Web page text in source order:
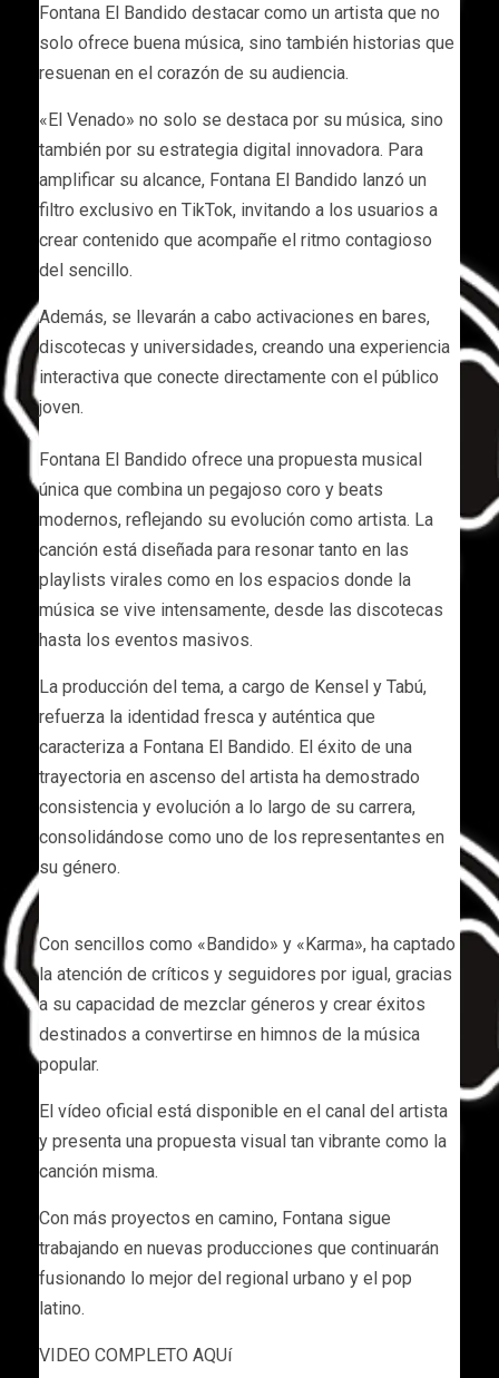
Fontana El Bandido destacar como un artista que no
solo ofrece buena música, sino también historias que
resuenan en el corazón de su audiencia.
«El Venado» no solo se destaca por su música, sino
también por su estrategia digital innovadora. Para
amplificar su alcance, Fontana El Bandido lanzó un
filtro exclusivo en TikTok, invitando a los usuarios a
crear contenido que acompañe el ritmo contagioso
del sencillo.
Además, se llevarán a cabo activaciones en bares,
discotecas y universidades, creando una experiencia
interactiva que conecte directamente con el público
joven.
Fontana El Bandido ofrece una propuesta musical
única que combina un pegajoso coro y beats
modernos, reflejando su evolución como artista. La
canción está diseñada para resonar tanto en las
playlists virales como en los espacios donde la
música se vive intensamente, desde las discotecas
hasta los eventos masivos.
La producción del tema, a cargo de Kensel y Tabú,
refuerza la identidad fresca y auténtica que
caracteriza a Fontana El Bandido. El éxito de una
trayectoria en ascenso del artista ha demostrado
consistencia y evolución a lo largo de su carrera,
consolidándose como uno de los representantes en
su género.
Con sencillos como «Bandido» y «Karma», ha captado
la atención de críticos y seguidores por igual, gracias
a su capacidad de mezclar géneros y crear éxitos
destinados a convertirse en himnos de la música
popular.
El vídeo oficial está disponible en el canal del artista
y presenta una propuesta visual tan vibrante como la
canción misma.
Con más proyectos en camino, Fontana sigue
trabajando en nuevas producciones que continuarán
fusionando lo mejor del regional urbano y el pop
latino.
VIDEO COMPLETO AQUí